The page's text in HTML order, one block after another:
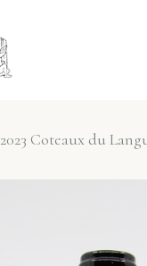
2023 Coteaux du